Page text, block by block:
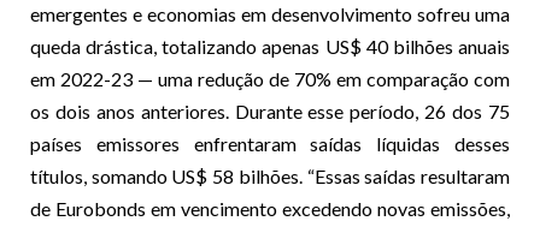
emergentes e economias em desenvolvimento sofreu uma
queda drástica, totalizando apenas US$ 40 bilhões anuais
em 2022-23 — uma redução de 70% em comparação com
os dois anos anteriores. Durante esse período, 26 dos 75
países emissores enfrentaram saídas líquidas desses
títulos, somando US$ 58 bilhões. “Essas saídas resultaram
de Eurobonds em vencimento excedendo novas emissões,